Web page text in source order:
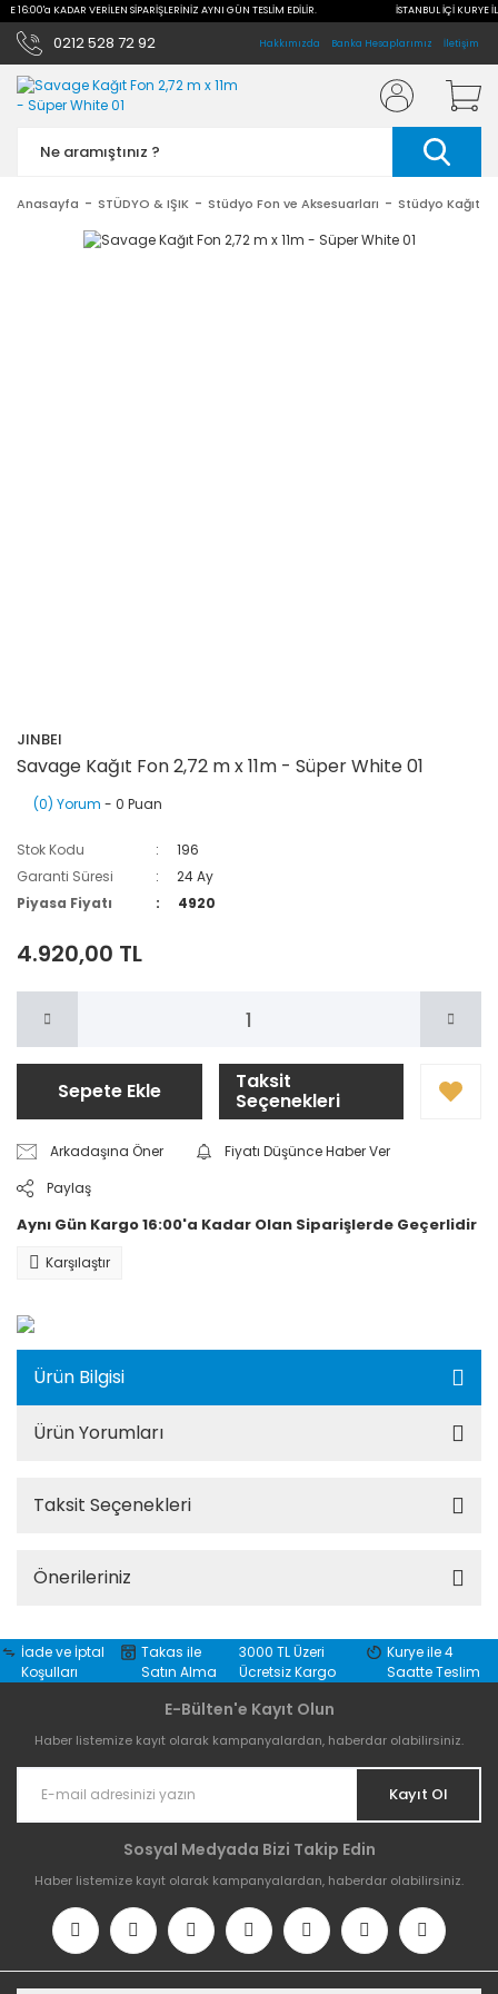
16:00'a KADAR VERİLEN SİPARİŞLERİNİZ AYNI GÜN TESLİM EDİLİR. İSTANBUL İÇİ KURYE
0212 528 72 92 Hakkımızda Banka Hesaplarımız İletişim
Anasayfa STÜDYO & IŞIK Stüdyo Fon ve Aksesuarları Stüdyo Kağıt
JINBEI
Savage Kağıt Fon 2,72 m x 11m - Süper White 01
(0) Yorum - 0 Puan
Stok Kodu
196
Garanti Süresi
24 Ay
Piyasa Fiyatı
4920
4.920,00 TL
Sepete Ekle Taksit
Seçenekleri
Arkadaşına Öner
Fiyatı Düşünce Haber Ver
Paylaş
Aynı Gün Kargo 16:00'a Kadar Olan Siparişlerde Geçerlidir
Karşılaştır
Ürün Bilgisi
Ürün Yorumları
Taksit Seçenekleri
Önerileriniz
İade ve İptal
Koşulları
Takas ile
Satın Alma
3000 TL Üzeri
Ücretsiz Kargo
Kurye ile 4
Saatte Teslim
E-Bülten'e Kayıt Olun
Haber listemize kayıt olarak kampanyalardan, haberdar olabilirsiniz.
Kayıt Ol
Sosyal Medyada Bizi Takip Edin
Haber listemize kayıt olarak kampanyalardan, haberdar olabilirsiniz.